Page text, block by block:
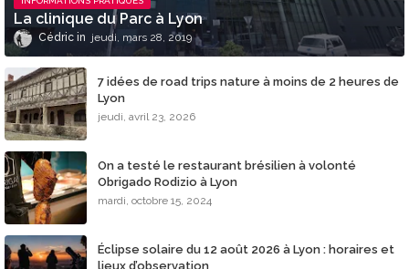
La clinique du Parc à Lyon
Cédric jeudi, mars 28, 2019
7 idées de road trips nature à moins de 2 heures de
Lyon
jeudi, avril 23, 2026
On a testé le restaurant brésilien à volonté
Obrigado Rodizio à Lyon
mardi, octobre 15, 2024
Éclipse solaire du 12 août 2026 à Lyon : horaires et
lieux d’observation